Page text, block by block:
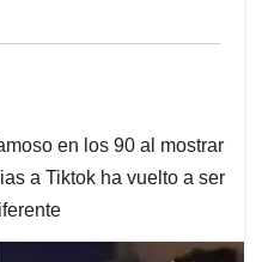
en los 90 al mostrar
a Tiktok ha vuelto a ser